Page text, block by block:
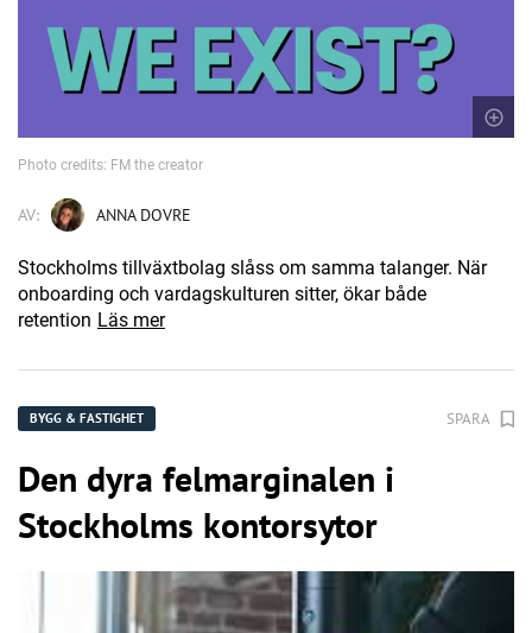
Photo credits: FM the creator
AV: ANNA DOVRE
Stockholms tillväxtbolag slåss om samma talanger. När
onboarding och vardagskulturen sitter, ökar både
retention Läs mer
BYGG & FASTIGHET SPARA
Den dyra felmarginalen i
Stockholms kontorsytor